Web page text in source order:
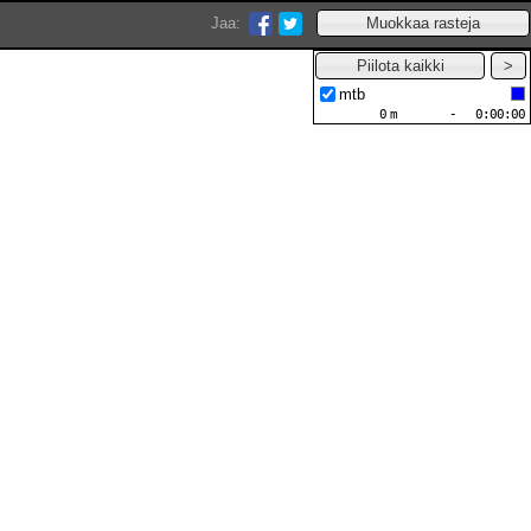
Jaa:
mtb
0:00:00
-
0 m